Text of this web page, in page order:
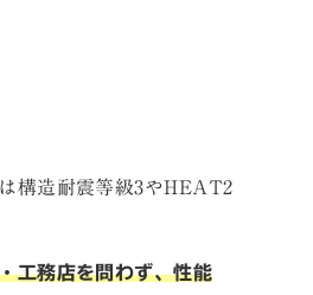
構造耐震等級3やHEAT2
工務店を問わず、性能